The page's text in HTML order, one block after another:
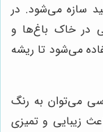
سازه می‌شود. در
در خاک باغ‌ها و
می‌شود تا ریشه
می‌توان به رنگ
زیبایی و تمیزی